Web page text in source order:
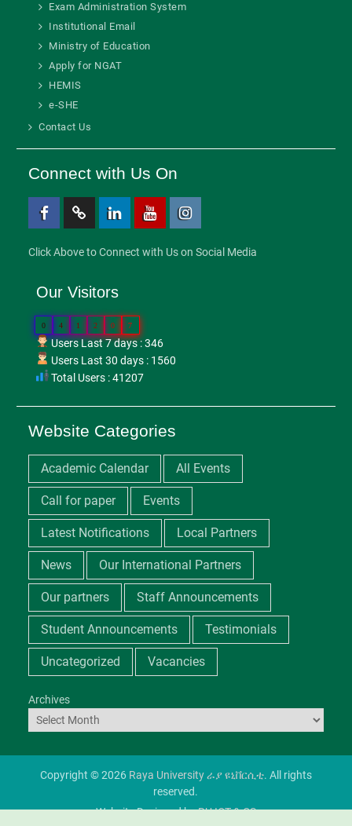
Exam Administration System
Institutional Email
Ministry of Education
Apply for NGAT
HEMIS
e-SHE
Contact Us
Connect with Us On
Click Above to Connect with Us on Social Media
Our Visitors
0 4 1 2 0 7
Users Last 7 days : 346
Users Last 30 days : 1560
Total Users : 41207
Website Categories
Academic Calendar All Events
Call for paper Events
Latest Notifications Local Partners
News Our International Partners
Our partners Staff Announcements
Student Announcements Testimonials
Uncategorized Vacancies
Archives
Copyright © 2026 Raya University ራያ ዩኒቨርሲቲ. All rights
reserved.
Website Designed byRU ICT & CS